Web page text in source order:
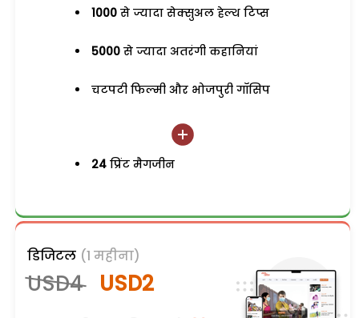
1000 से ज्यादा सेक्सुअल हेल्थ टिप्स
5000 से ज्यादा अतरंगी कहानियां
चटपटी फिल्मी और भोजपुरी गॉसिप
24 प्रिंट मैगजीन
डिजिटल (1 महीना)
USD4 USD2